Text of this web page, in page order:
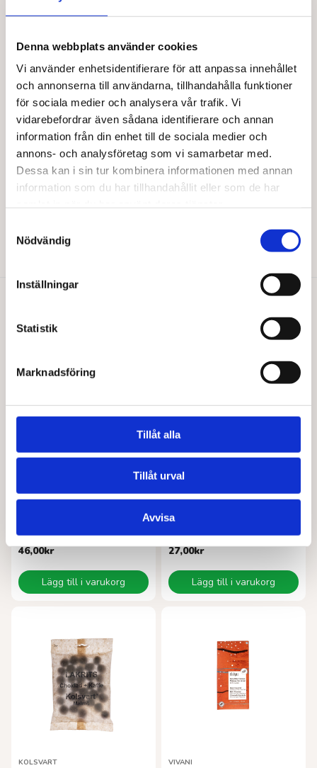
Denna webbplats använder cookies
Vi använder enhetsidentifierare för att anpassa innehållet
och annonserna till användarna, tillhandahålla funktioner
för sociala medier och analysera vår trafik. Vi
vidarebefordrar även sådana identifierare och annan
information från din enhet till de sociala medier och
annons- och analysföretag som vi samarbetar med.
Dessa kan i sin tur kombinera informationen med annan
information som du har tillhandahållit eller som de har
Nödvändig
Inställningar
Statistik
Marknadsföring
Tillåt alla
Tillåt urval
Avvisa
produkten
flera
varianter.
De
olika
alternativen
kan
väljas
på
produktsidan
Salta lakritsfiskar
Lägg till i varukorg
46,00kr
Lägg till i varukorg
JOM
27,00kr
Lägg till i varukorg
KOLSVART VIVANI